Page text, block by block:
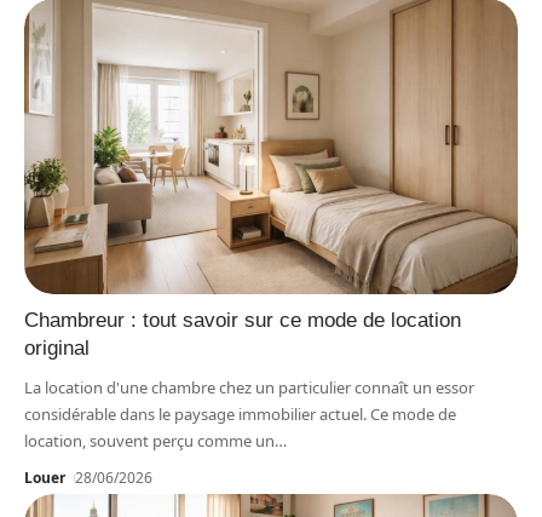
Chambreur : tout savoir sur ce mode de location
original
La location d'une chambre chez un particulier connaît un essor
considérable dans le paysage immobilier actuel. Ce mode de
location, souvent perçu comme un…
Louer 28/06/2026